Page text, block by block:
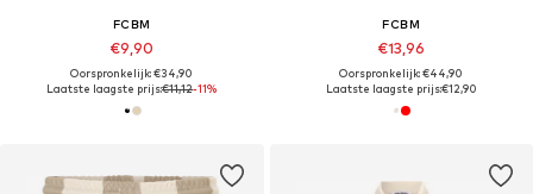
FCBM
€9,90
Oorspronkelijk: €34,90
Laatste laagste prijs:€11,12-11%
FCBM
€13,96
Oorspronkelijk: €44,90
Laatste laagste prijs:€12,90